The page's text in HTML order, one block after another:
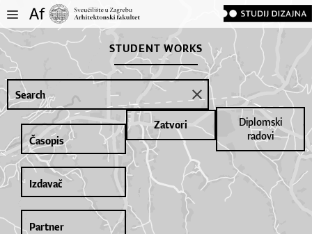
STUDENT WORKS
Diplomski
radovi
Zatvori